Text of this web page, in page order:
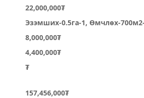
22,000,000₮
Эзэмших-0.5га-1, Өмчлөх-
8,000,000₮
4,400,000₮
₮
157,456,000₮